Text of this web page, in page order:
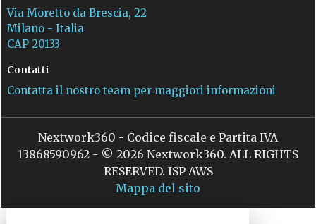
Via Moretto da Brescia, 22
Milano - Italia
CAP 20133
Contatti
Contatta il nostro team per maggiori informazioni
Nextwork360 - Codice fiscale e Partita IVA
13868590962 - © 2026 Nextwork360. ALL RIGHTS
RESERVED. ISP AWS
Mappa del sito